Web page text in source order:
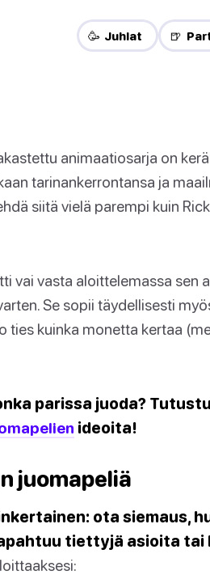
🥳 Juhlat 🍺
animaatiosarja on
tarinankerrontansa ja
siitä vielä parempi kuin
vai vasta aloittelemassa sen
Se sopii täydellisesti
ties kuinka monetta kertaa
parissa juoda? Tutustu
ideoita!
juomapeliä
ota siemaus,
tiettyjä asioita tai